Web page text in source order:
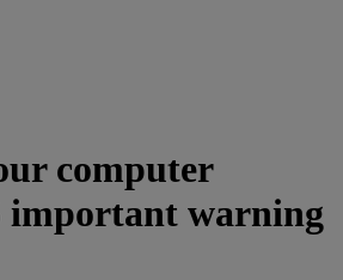
computer
important warning